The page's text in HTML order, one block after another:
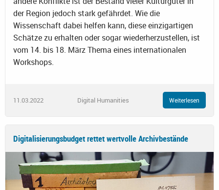
der Region jedoch stark gefährdet. Wie die
Wissenschaft dabei helfen kann, diese einzigartigen
Schätze zu erhalten oder sogar wiederherzustellen, ist
vom 14. bis 18. März Thema eines internationalen
Workshops.
11.03.2022 Digital Humanities Weiterlesen
Digitalisierungsbudget rettet wertvolle Archivbestände